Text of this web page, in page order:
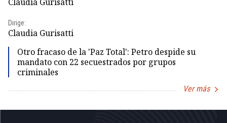
Dirige:
Claudia Gurisatti
Otro fracaso de la 'Paz Total': Petro despide su
mandato con 22 secuestrados por grupos
criminales
Ver más
1